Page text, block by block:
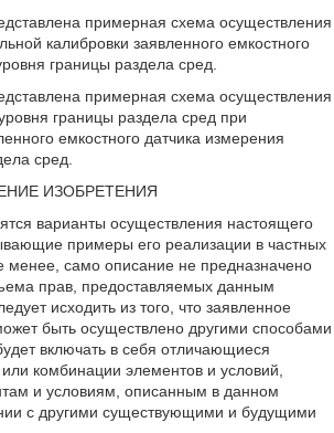
примерная схема осуществления
калибровки заявленного емкостного
границы раздела сред.
примерная схема осуществления
границы раздела сред при
емкостного датчика измерения
сред.
ИЗОБРЕТЕНИЯ
варианты осуществления настоящего
примеры его реализации в частных
менее, само описание не предназначено
прав, предоставляемых данным
исходить из того, что заявленное
быть осуществлено другими способами
включать в себя отличающиеся
комбинации элементов и условий,
и условиям, описанным в данном
с другими существующими и будущими